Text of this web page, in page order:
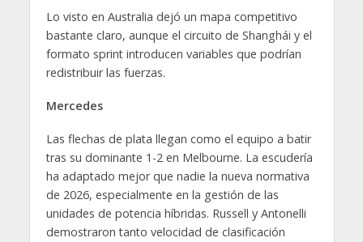
Lo visto en Australia dejó un mapa competitivo
bastante claro, aunque el circuito de Shanghái y el
formato sprint introducen variables que podrían
redistribuir las fuerzas.
Mercedes
Las flechas de plata llegan como el equipo a batir
tras su dominante 1-2 en Melbourne. La escudería
ha adaptado mejor que nadie la nueva normativa
de 2026, especialmente en la gestión de las
unidades de potencia híbridas. Russell y Antonelli
demostraron tanto velocidad de clasificación